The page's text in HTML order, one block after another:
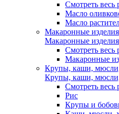
Смотреть весь
Масло
Масло
Макаронные изделия
Макаронные изделия
Смотреть весь
Макаронные
Крупы, каши, мюсли,
Крупы, каши, мюсли,
Смотреть весь
Рис
Крупы и